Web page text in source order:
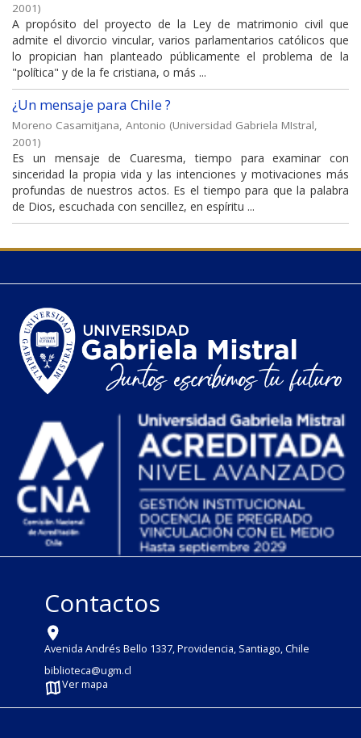
2001)
A propósito del proyecto de la Ley de matrimonio civil que
admite el divorcio vincular, varios parlamentarios católicos que
lo propician han planteado públicamente el problema de la
"política" y de la fe cristiana, o más ...
¿Un mensaje para Chile ?
Moreno Casamitjana, Antonio (Universidad Gabriela MIstral,
2001)
Es un mensaje de Cuaresma, tiempo para examinar con
sinceridad la propia vida y las intenciones y motivaciones más
profundas de nuestros actos. Es el tiempo para que la palabra
de Dios, escuchada con sencillez, en espíritu ...
Contactos
Avenida Andrés Bello 1337, Providencia, Santiago, Chile
biblioteca@ugm.cl
Ver mapa